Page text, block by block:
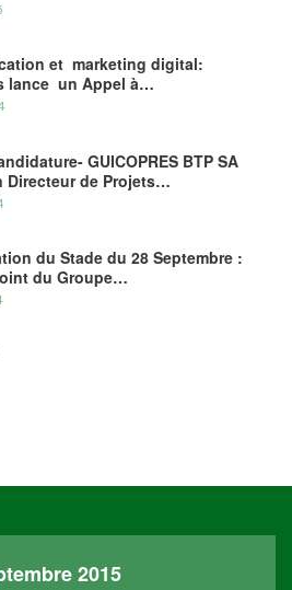
et marketing digital:
lance un Appel à…
GUICOPRES BTP SA
Directeur de Projets…
du Stade du 28 Septembre :
du Groupe…
2015